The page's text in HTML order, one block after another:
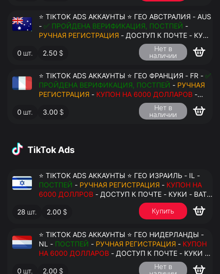
⭐ TIKTOK ADS АККАУНТЫ ⭐ ГЕО АВСТРАЛИЯ - AUS
- ✅ ПРОЙДЕНА ВЕРИФИКАЦИЯ, ПОСТПЕЙ -
РУЧНАЯ РЕГИСТРАЦИЯ - ДОСТУП К ПОЧТЕ - КУКИ
- ВАТ ЗАПОЛНЕН - ПЕРЕДАЧА В АНТИДЕТЕКТ
0 шт. 2.50 $
Нет в
наличии
⭐ TIKTOK ADS АККАУНТЫ ⭐ ГЕО ФРАНЦИЯ - FR - ✅
ПРОЙДЕНА ВЕРИФИКАЦИЯ, ПОСТПЕЙ - РУЧНАЯ
РЕГИСТРАЦИЯ - КУПОН НА 6000 ДОЛЛАРОВ -
ДОСТУП К ПОЧТЕ - КУКИ - ВАТ ЗАПОЛНЕН -
ПЕРЕДАЧА В АНТИДЕТЕКТ
0 шт. 3.00 $
Нет в
наличии
TikTok Ads
⭐ TIKTOK ADS АККАУНТЫ ⭐ ГЕО ИЗРАИЛЬ - IL -
ПОСТПЕЙ - РУЧНАЯ РЕГИСТРАЦИЯ - КУПОН НА
6000 ДОЛЛРОВ
ЗАПОЛНЕН - ПЕРЕДАЧА В АНТИДЕТЕКТ
28 шт. 2.00 $ Купить
⭐ TIKTOK ADS АККАУНТЫ ⭐ ГЕО НИДЕРЛАНДЫ -
NL - ПОСТПЕЙ - РУЧНАЯ РЕГИСТРАЦИЯ - КУПОН
НА 6000 ДОЛЛАРОВ - ДОСТУП К ПОЧТЕ - КУКИ -
ВАТ ЗАПОЛНЕН - ПЕРЕДАЧА В АНТИДЕТЕКТ
0 шт. 2.00 $
Нет в